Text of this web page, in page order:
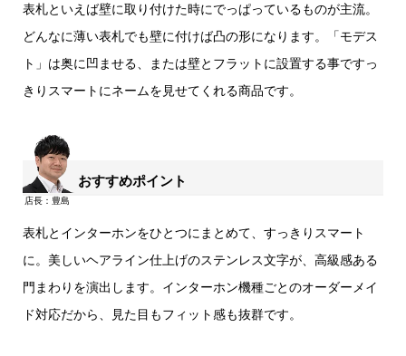
表札といえば壁に取り付けた時にでっぱっているものが主流。
どんなに薄い表札でも壁に付けば凸の形になります。「モデス
ト」は奥に凹ませる、または壁とフラットに設置する事ですっ
きりスマートにネームを見せてくれる商品です。
おすすめポイント
表札とインターホンをひとつにまとめて、すっきりスマート
に。美しいヘアライン仕上げのステンレス文字が、高級感ある
門まわりを演出します。インターホン機種ごとのオーダーメイ
ド対応だから、見た目もフィット感も抜群です。